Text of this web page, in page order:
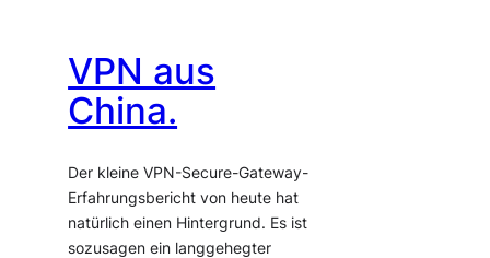
VPN aus
China.
Der kleine VPN-Secure-Gateway-
Erfahrungsbericht von heute hat
natürlich einen Hintergrund. Es ist
sozusagen ein langgehegter